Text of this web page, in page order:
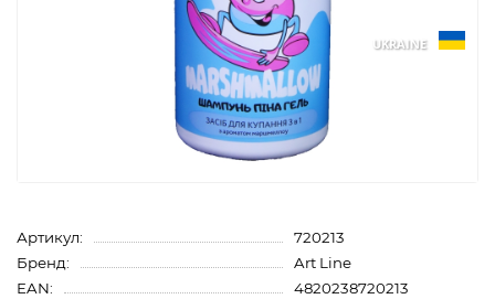
UKRAINE
Артикул:
720213
Бренд:
Art Line
EAN:
4820238720213